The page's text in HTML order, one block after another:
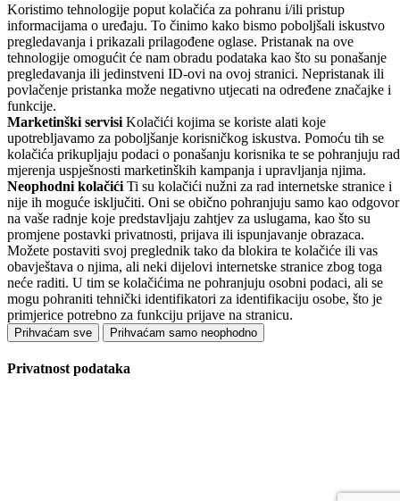
Koristimo tehnologije poput kolačića za pohranu i/ili pristup
informacijama o uređaju. To činimo kako bismo poboljšali iskustvo
pregledavanja i prikazali prilagođene oglase. Pristanak na ove
tehnologije omogućit će nam obradu podataka kao što su ponašanje
pregledavanja ili jedinstveni ID-ovi na ovoj stranici. Nepristanak ili
povlačenje pristanka može negativno utjecati na određene značajke i
funkcije.
Marketinški servisi Kolačići kojima se koriste alati koje
upotrebljavamo za poboljšanje korisničkog iskustva. Pomoću tih se
kolačića prikupljaju podaci o ponašanju korisnika te se pohranjuju
mjerenja uspješnosti marketinških kampanja i upravljanja njima.
Neophodni kolačići Ti su kolačići nužni za rad internetske stranice i
nije ih moguće isključiti. Oni se obično pohranjuju samo kao odgovor
na vaše radnje koje predstavljaju zahtjev za uslugama, kao što su
promjene postavki privatnosti, prijava ili ispunjavanje obrazaca.
Možete postaviti svoj preglednik tako da blokira te kolačiće ili vas
obavještava o njima, ali neki dijelovi internetske stranice zbog toga
neće raditi. U tim se kolačićima ne pohranjuju osobni podaci, ali se
mogu pohraniti tehnički identifikatori za identifikaciju osobe, što je
primjerice potrebno za funkciju prijave na stranicu.
Prihvaćam sve Prihvaćam samo neophodno
Privatnost podataka